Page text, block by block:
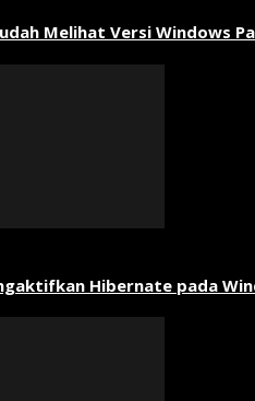
Melihat Versi Windows
Hibernate pada